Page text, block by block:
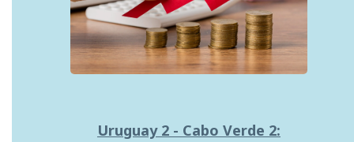
Uruguay 2 - Cabo Verde 2: